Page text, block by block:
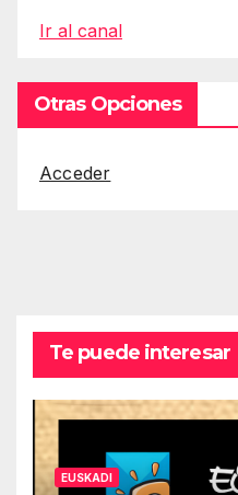
Ir al canal
Otras Opciones
Acceder
Te puede interesar
EUSKADI